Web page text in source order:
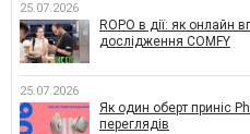
25.07.2026
ROPO в дії: як онлайн
дослідження COMFY
25.07.2026
Як один оберт приніс
переглядів